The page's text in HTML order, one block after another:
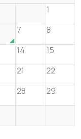
1
7
8
14
15
21
22
28
29